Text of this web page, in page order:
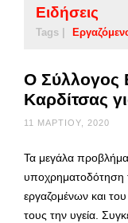
Ειδήσεις
Tags |
Ο Σύλλογος
Καρδίτσας
11 ΜΑΡΤΊΟΥ, 2020
Τα μεγάλα
υποχρηματοδότηση
εργαζομένων και
τους την υγεία.